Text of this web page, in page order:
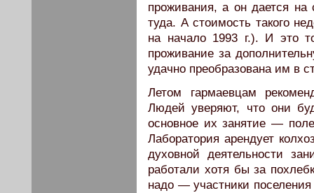
проживания, а он дается на
туда. А стоимость такого
на начало 1993 г.). И это
проживание за
удачно преобразована им в
Летом гармаевцам
Людей уверяют, что они
основное их занятие —
Лаборатория арендует
духовной деятельности
работали хотя бы за
надо — участники